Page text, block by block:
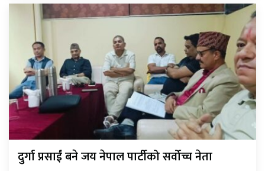
दुर्गा प्रसाईं बने जय नेपाल पार्टीको सर्वोच्च नेता